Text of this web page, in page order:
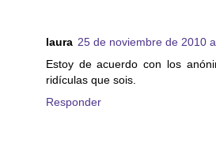
laura 25 de noviembre de 2010
Estoy de acuerdo con los
ridículas que sois.
Responder